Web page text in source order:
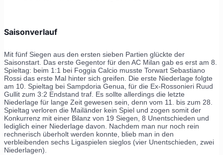
Saisonverlauf
Mit fünf Siegen aus den ersten sieben Partien glückte der
Saisonstart. Das erste Gegentor für den AC Milan gab es erst am 8.
Spieltag: beim 1:1 bei Foggia Calcio musste Torwart Sebastiano
Rossi das erste Mal hinter sich greifen. Die erste Niederlage folgte
am 10. Spieltag bei Sampdoria Genua, für die Ex-Rossonieri Ruud
Gullit zum 3:2 Endstand traf. Es sollte allerdings die letzte
Niederlage für lange Zeit gewesen sein, denn vom 11. bis zum 28.
Spieltag verloren die Mailänder kein Spiel und zogen somit der
Konkurrenz mit einer Bilanz von 19 Siegen, 8 Unentschieden und
lediglich einer Niederlage davon. Nachdem man nur noch rein
rechnerisch überholt werden konnte, blieb man in den
verbleibenden sechs Ligaspielen sieglos (vier Unentschieden, zwei
Niederlagen).